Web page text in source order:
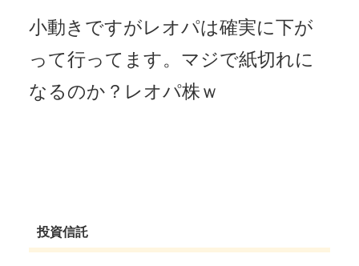
小動きですがレオパは確実に下が
って行ってます。マジで紙切れに
なるのか？レオパ株ｗ
投資信託